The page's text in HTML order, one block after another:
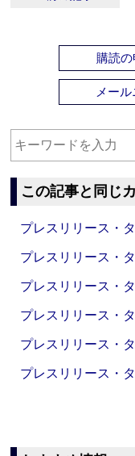
購読の
メー
この記事と同じ
プレスリリース・
プレスリリース・
プレスリリース・
プレスリリース・
プレスリリース・
プレスリリース・